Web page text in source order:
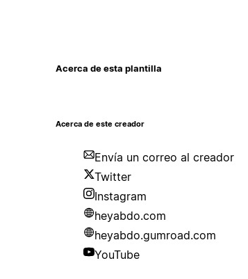
Acerca de esta plantilla
Acerca de este creador
Envía un correo al creador
Twitter
Instagram
heyabdo.com
heyabdo.gumroad.com
YouTube